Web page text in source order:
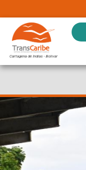
Cartagena de Indias - Bolivar